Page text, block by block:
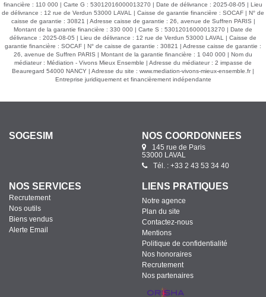
financière : 110 000 | Carte G : 53012016000013270 | Date de délivrance : 2025-08-05 | Lieu
de délivrance : 12 rue de Verdun 53000 LAVAL | Caisse de garantie financière : SOCAF | N° de
caisse de garantie : 30821 | Adresse caisse de garantie : 26, avenue de Suffren PARIS |
Montant de la garantie financière : 330 000 | Carte S : 53012016000013270 | Date de
délivrance : 2025-08-05 | Lieu de délivrance : 12 rue de Verdun 53000 LAVAL | Caisse de
garantie financière : SOCAF | N° de caisse de garantie : 30821 | Adresse caisse de garantie :
26, avenue de Suffren PARIS | Montant de la garantie financière : 1 040 000 | Nom du
médiateur : Médiation - Vivons Mieux Ensemble | Adresse du médiateur : 2 impasse de
Beauregard 54000 NANCY | Adresse du site : www.mediation-vivons-mieux-ensemble.fr|
Entreprise juridiquement et financièrement indépendante
SOGESIM NOS COORDONNÉES
145 rue de Paris
53000 LAVAL
Tél. : +33 2 43 53 34 40
NOS SERVICES
Recrutement
Nos outils
Biens vendus
Alerte Email
LIENS PRATIQUES
Notre agence
Plan du site
Contactez-nous
Mentions
Politique de confidentialité
Nos honoraires
Recrutement
Nos partenaires